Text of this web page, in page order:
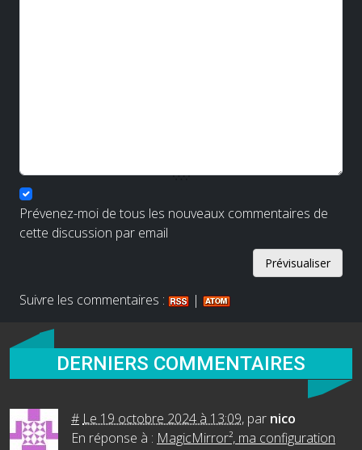
Prévenez-moi de tous les nouveaux commentaires de
cette discussion par email
Suivre les commentaires : |
DERNIERS COMMENTAIRES
# Le 19 octobre 2024 à 13:09, par nico
En réponse à : MagicMirror², ma configuration